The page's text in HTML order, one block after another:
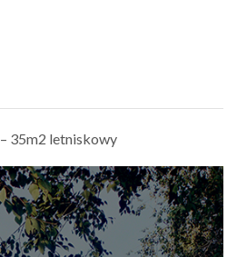
35m2 letniskowy